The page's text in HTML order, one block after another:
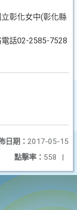
彰化女中(彰化縣
話02-2585-7528
日期： 2017-05-15
點擊率： 558 |